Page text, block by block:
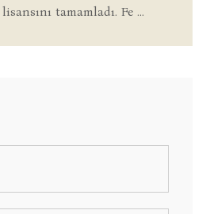
tamamladı. Fe ...